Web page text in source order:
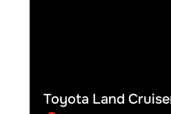
Toyota Land